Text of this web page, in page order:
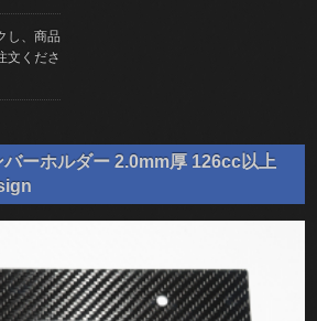
し、商品
文くださ
バーホルダー 2.0mm厚 126cc以上